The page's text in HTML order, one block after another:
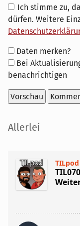
Ich stimme zu,
dürfen. Weitere
Formular-
Optionen
Daten merken?
Bei
benachrichtigen
Seitenleiste
Allerlei